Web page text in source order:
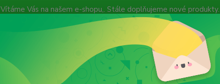
Vítáme Vás na našem e-shopu,. Stále doplňujeme nové produkty.
Hledat
Nevíte si rady? Zavolejte. + 420